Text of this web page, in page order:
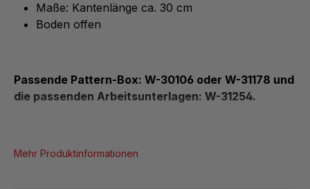
Maße: Kantenlänge ca. 30 cm
Boden offen
Passende Pattern-Box: W-30106 oder W-31178 und
die passenden Arbeitsunterlagen: W-31254.
Mehr Produktinformationen